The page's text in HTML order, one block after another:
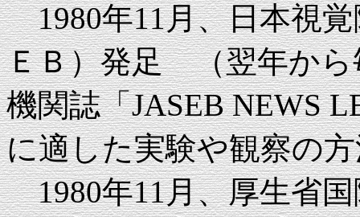
1980年11月、日本視覚
ＥＢ）発足 （翌年から
機関誌「JASEB NEWS
に適した実験や観察の
1980年11月、厚生省国